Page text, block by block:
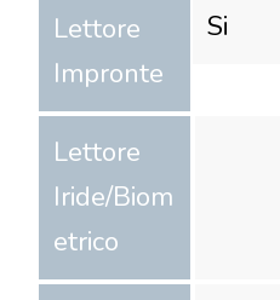
Lettore
Impronte
Si
Lettore
Iride/Biom
etrico